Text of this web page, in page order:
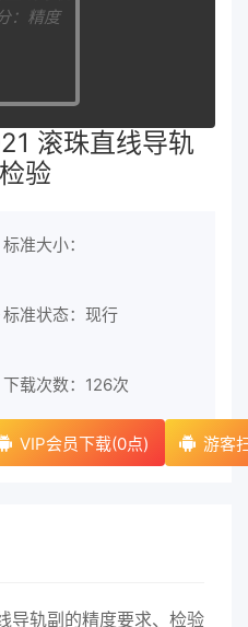
滚珠直线导轨
验
标准大小：
标准状态：现行
下载次数： 126次
VIP会员下载(0点) 游客
导轨副的精度要求、检验